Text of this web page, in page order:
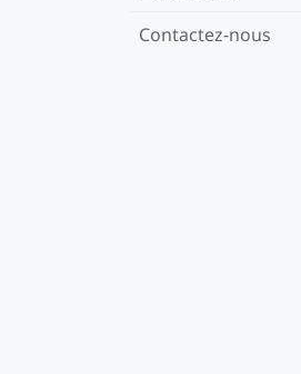
Contactez-nous